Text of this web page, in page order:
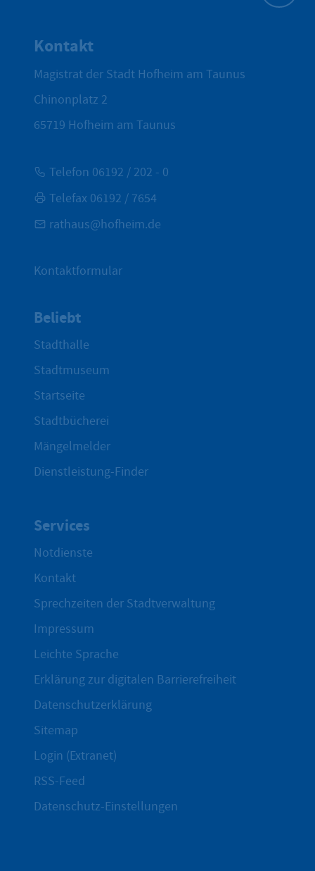
Kontakt
Magistrat der Stadt Hofheim am Taunus
Chinonplatz 2
65719 Hofheim am Taunus
Telefon 06192 / 202 - 0
Telefax 06192 / 7654
rathaus@hofheim.de
Kontaktformular
Beliebt
Stadthalle
Stadtmuseum
Startseite
Stadtbücherei
Mängelmelder
Dienstleistung-Finder
Services
Notdienste
Kontakt
Sprechzeiten der Stadtverwaltung
Impressum
Leichte Sprache
Erklärung zur digitalen Barrierefreiheit
Datenschutzerklärung
Sitemap
Login (Extranet)
RSS-Feed
Datenschutz-Einstellungen